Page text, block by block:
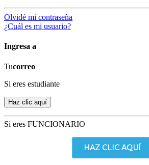
Olvidé mi contraseña
¿Cuál es mi usuario?
Ingresa a
Tucorreo
Si eres estudiante
Si eres FUNCIONARIO
HAZ CLIC AQUÍ